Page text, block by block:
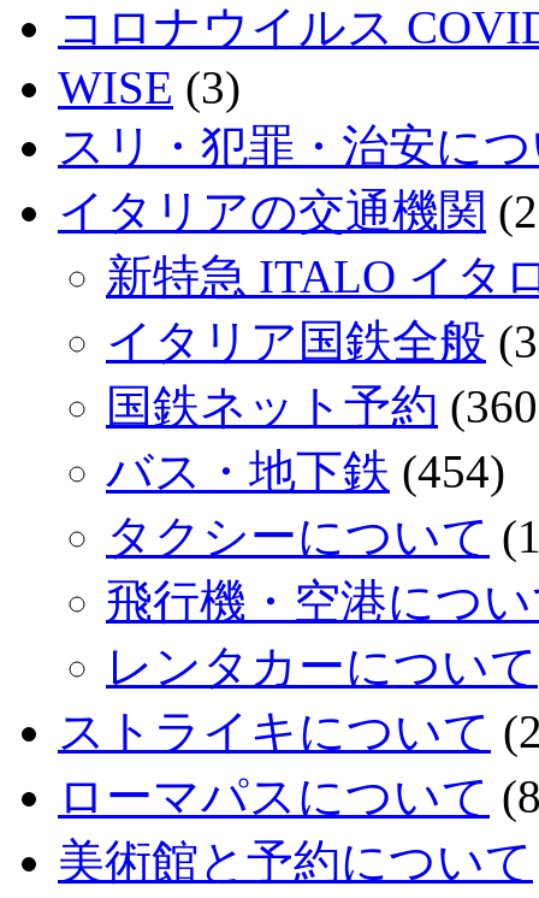
コロナウイルス
WISE (3)
スリ・犯罪・治安に
イタリアの交通機関
新特急 ITALO イタ
イタリア国鉄全般
国鉄ネット予約
バス・地下鉄 (454)
タクシーについて
飛行機・空港につ
レンタカーについて
ストライキについて
ローマパスについて
美術館と予約について